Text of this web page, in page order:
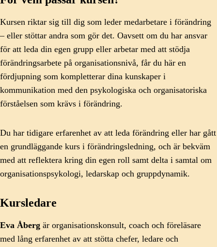
Kursen riktar sig till dig som leder medarbetare i förändring
– eller stöttar andra som gör det. Oavsett om du har ansvar
för att leda din egen grupp eller arbetar med att stödja
förändringsarbete på organisationsnivå, får du här en
fördjupning som kompletterar dina kunskaper i
kommunikation med den psykologiska och organisatoriska
förståelsen som krävs i förändring.
Du har tidigare erfarenhet av att leda förändring eller har gått
en grundläggande kurs i förändringsledning, och är bekväm
med att reflektera kring din egen roll samt delta i samtal om
organisationspsykologi, ledarskap och gruppdynamik.
Kursledare
Eva Åberg är organisationskonsult, coach och föreläsare
med lång erfarenhet av att stötta chefer, ledare och